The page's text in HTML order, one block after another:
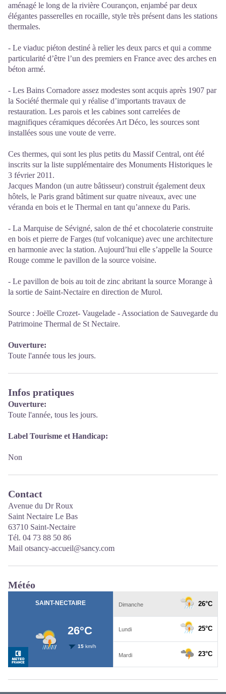
aménagé le long de la rivière Courançon, enjambé par deux
élégantes passerelles en rocaille, style très présent dans les stations
thermales.
- Le viaduc piéton destiné à relier les deux parcs et qui a comme
particularité d’être l’un des premiers en France avec des arches en
béton armé.
- Les Bains Cornadore assez modestes sont acquis après 1907 par
la Société thermale qui y réalise d’importants travaux de
restauration. Les parois et les cabines sont carrelées de
magnifiques céramiques décorées Art Déco, les sources sont
installées sous une voute de verre.
Ces thermes, qui sont les plus petits du Massif Central, ont été
inscrits sur la liste supplémentaire des Monuments Historiques le
3 février 2011.
Jacques Mandon (un autre bâtisseur) construit également deux
hôtels, le Paris grand bâtiment sur quatre niveaux, avec une
véranda en bois et le Thermal en tant qu’annexe du Paris.
- La Marquise de Sévigné, salon de thé et chocolaterie construite
en bois et pierre de Farges (tuf volcanique) avec une architecture
en harmonie avec la station. Aujourd’hui elle s’appelle la Source
Rouge comme le pavillon de la source voisine.
- Le pavillon de bois au toit de zinc abritant la source Morange à
la sortie de Saint-Nectaire en direction de Murol.
Source : Joëlle Crozet- Vaugelade - Association de Sauvegarde du
Patrimoine Thermal de St Nectaire.
Ouverture:
Toute l'année tous les jours.
Infos pratiques
Ouverture:
Toute l'année, tous les jours.
Label Tourisme et Handicap:
Non
Contact
Avenue du Dr Roux
Saint Nectaire Le Bas
63710 Saint-Nectaire
Tél. 04 73 88 50 86
Mail otsancy-accueil@sancy.com
Météo